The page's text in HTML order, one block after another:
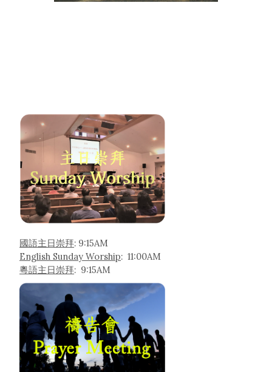
國語主日崇拜: 9:15AM
English Sunday Worship: 11:00AM
粵語主日崇拜: 9:15AM